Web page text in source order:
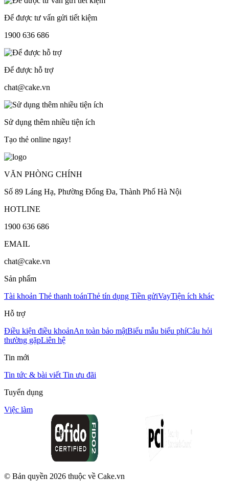
Để được tư vấn gửi tiết kiệm
1900 636 686
Để được hỗ trợ
chat@cake.vn
Sử dụng thêm nhiều tiện ích
Tạo thẻ online ngay!
VĂN PHÒNG CHÍNH
Số 89 Láng Hạ, Phường Đống Đa, Thành Phố Hà Nội
HOTLINE
1900 636 686
EMAIL
chat@cake.vn
Sản phẩm
Tài khoản Thẻ thanh toánThẻ tín dụng Tiền gửiVayTiện ích khác
Hỗ trợ
Điều kiện điều khoảnAn toàn bảo mậtBiểu mẫu biểu phíCâu hỏi
thường gặpLiên hệ
Tin mới
Tin tức & bài viết Tin ưu đãi
Tuyển dụng
Việc làm
© Bản quyền 2026 thuộc về Cake.vn